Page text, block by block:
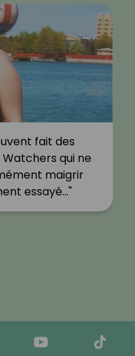
fait des
qui ne
maigrir
essayé…"